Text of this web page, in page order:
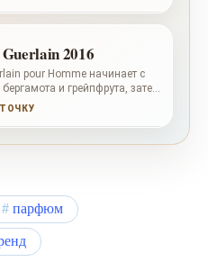
2016
pour Homme начинает с
и грейпфрута, затем
пачули, сандал, чай, кедр и
парфюм